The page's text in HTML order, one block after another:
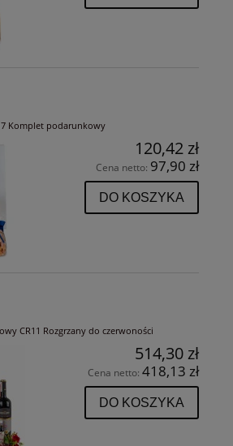
Komplet podarunkowy
120,42 zł
Cena netto: 97,90 zł
DO KOSZYKA
CR11 Rozgrzany do czerwoności
514,30 zł
Cena netto: 418,13 zł
DO KOSZYKA